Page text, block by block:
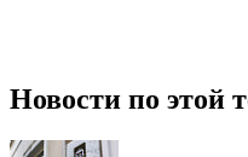
Новости по этой